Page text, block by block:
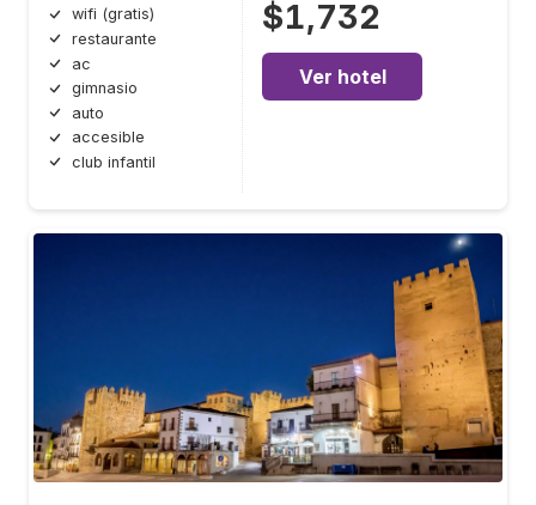
wifi (gratis)
restaurante
ac
gimnasio
auto
accesible
club infantil
$1,732
Ver hotel